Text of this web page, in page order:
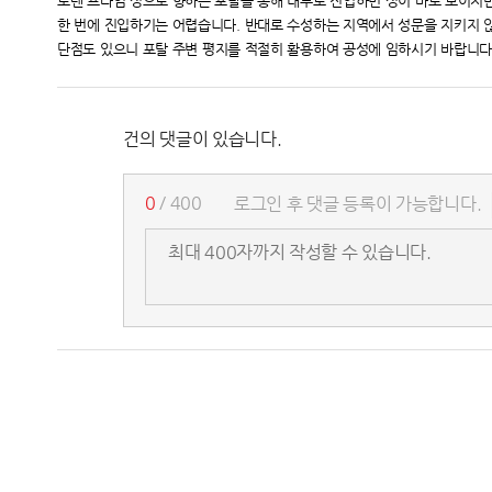
한 번에 진입하기는 어렵습니다. 반대로 수성하는 지역에서 성문을 지키지
단점도 있으니 포탈 주변 평지를 적절히 활용하여 공성에 임하시기 바랍니다.
건의 댓글이 있습니다.
로그인 후 댓글 등록이 가능합니다.
0 / 400